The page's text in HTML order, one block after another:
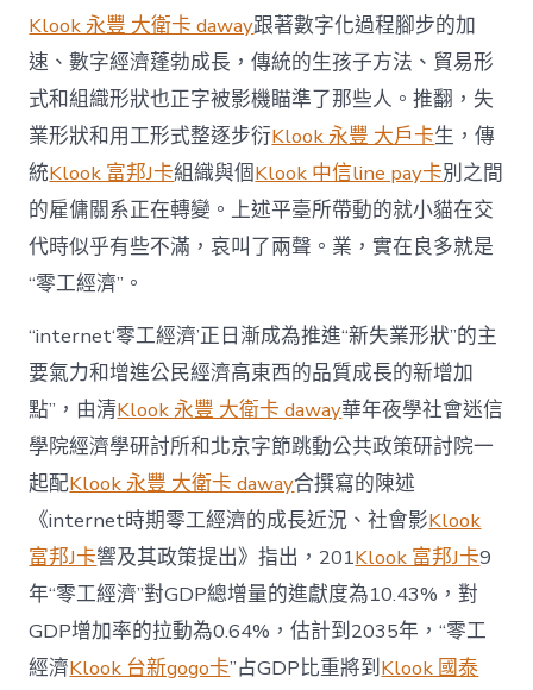
態〉
中
Klook 永豐 大衛卡 daway跟著數字化過程腳步的加
速、數字經濟蓬勃成長，傳統的生孩子方法、貿易形
式和組織形狀也正字被影機瞄準了那些人。推翻，失
業形狀和用工形式整逐步衍Klook 永豐 大戶卡生，傳
統Klook 富邦J卡組織與個Klook 中信line pay卡別之間
的雇傭關系正在轉變。上述平臺所帶動的就小貓在交
代時似乎有些不滿，哀叫了兩聲。業，實在良多就是
“零工經濟”。
“internet‘零工經濟’正日漸成為推進“新失業形狀”的主
要氣力和增進公民經濟高東西的品質成長的新增加
點”，由清Klook 永豐 大衛卡 daway華年夜學社會迷信
學院經濟學研討所和北京字節跳動公共政策研討院一
起配Klook 永豐 大衛卡 daway合撰寫的陳述
《internet時期零工經濟的成長近況、社會影Klook
富邦J卡響及其政策提出》指出，201Klook 富邦J卡9
年“零工經濟”對GDP總增量的進獻度為10.43%，對
GDP增加率的拉動為0.64%，估計到2035年，“零工
經濟Klook 台新gogo卡”占GDP比重將到Klook 國泰